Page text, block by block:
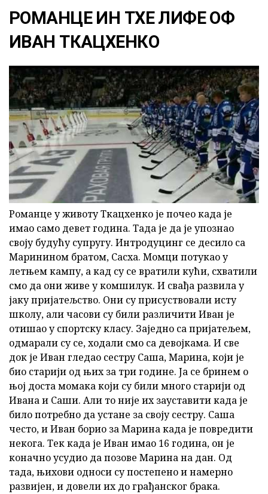
РОМАНЦЕ ИН ТХЕ ЛИФЕ ОФ
ИВАН ТКАЦХЕНКО
Романце у животу Ткацхенко је почео када је
имао само девет година. Тада је да је упознао
своју будућу супругу. Интродуцинг се десило са
Маринином братом, Сасха. Момци потукао у
летњем кампу, а кад су се вратили кући, схватили
смо да они живе у комшилук. И свађа развила у
јаку пријатељство. Они су присуствовали исту
школу, али часови су били различити Иван је
отишао у спортску класу. Заједно са пријатељем,
одмарали су се, ходали смо са девојкама. И све
док је Иван гледао сестру Саша, Марина, који је
био старији од њих за три године. Ја се бринем о
њој доста момака који су били много старији од
Ивана и Саши. Али то није их зауставити када је
било потребно да устане за своју сестру. Саша
често, и Иван борио за Марина када је повредити
некога. Тек када је Иван имао 16 година, он је
коначно усудио да позове Марина на дан. Од
тада, њихови односи су постепено и намерно
развијен, и довели их до грађанског брака.